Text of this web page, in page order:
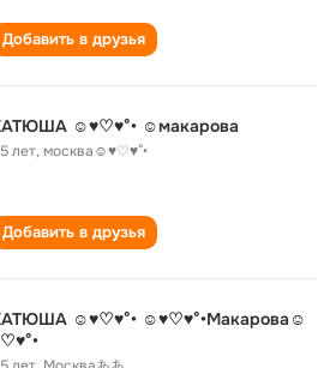
Добавить в друзья
☺♥♡♥°• ☺макарова
лет,москва☺♥♡♥°•
Добавить в друзья
☺♥♡♥°• ☺♥♡♥°•Макарова☺